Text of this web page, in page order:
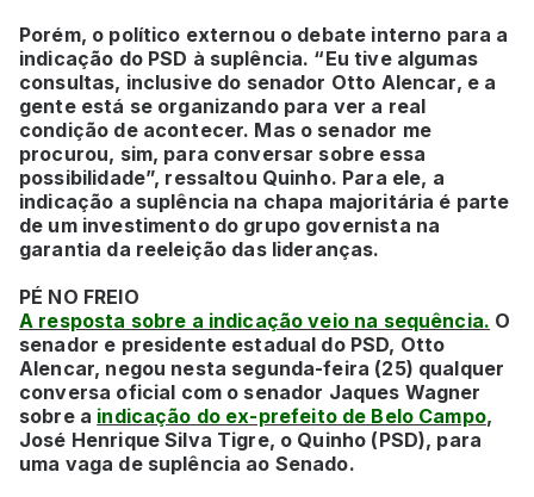
Porém, o político externou o debate interno para a
indicação do PSD à suplência. “Eu tive algumas
consultas, inclusive do senador Otto Alencar, e a
gente está se organizando para ver a real
condição de acontecer. Mas o senador me
procurou, sim, para conversar sobre essa
possibilidade”, ressaltou Quinho. Para ele, a
indicação a suplência na chapa majoritária é parte
de um investimento do grupo governista na
garantia da reeleição das lideranças.
PÉ NO FREIO
A resposta sobre a indicação veio na sequência. O
senador e presidente estadual do PSD, Otto
Alencar, negou nesta segunda-feira (25) qualquer
conversa oficial com o senador Jaques Wagner
sobre a indicação do ex-prefeito de Belo Campo,
José Henrique Silva Tigre, o Quinho (PSD), para
uma vaga de suplência ao Senado.